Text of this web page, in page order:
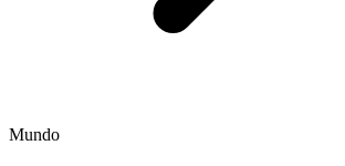
Mundo